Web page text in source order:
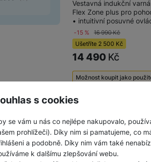
s cookies
se vám u nás co nejlépe nakupovalo,
prohlížeči). Díky nim si pamatujeme, co
a podobně. Díky nim vám také
k dalšímu zlepšování webu.
Vestavná indukční
Flex Zone plus pro
• intuitivní posuvné
-15 % 16 990Kč
Ušetříte2 500 Kč
14 490 Kč
Možnost koupit jako